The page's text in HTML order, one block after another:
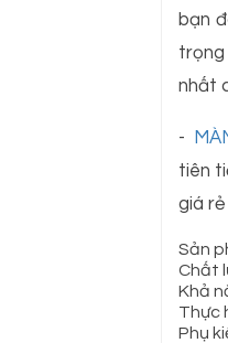
bạn
trọng
nhất
-
tiên
giá
Sản
Chất
Khả
Thực
Phụ